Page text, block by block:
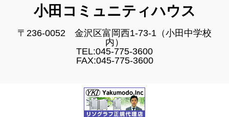
小田コミュニティハウス
〒236-0052 金沢区富岡西1-73-1（小田中学校
内）
TEL:045-775-3600
FAX:045-775-3600